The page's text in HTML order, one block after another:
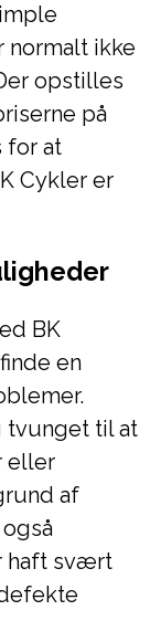
normalt ikke
opstilles
på
for at
Cykler er
BK
en
tvunget til at
eller
af
haft svært